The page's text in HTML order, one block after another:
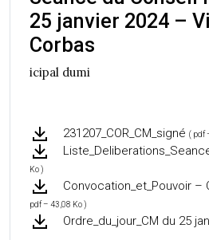
25 janvier 2024 –
Corbas
icipal dumi
231207_COR_CM_signé ( pdf
Ko )
Convocation_et_Pouvoir –
pdf – 43,08 Ko )
Ordre_du_jour_CM du 25